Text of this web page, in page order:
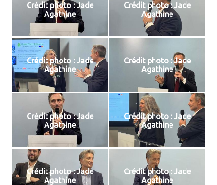
Crédit photo : Jade
Agathine
Crédit photo : Jade
Agathine
Crédit photo : Jade
Agathine
Crédit photo : Jade
Agathine
Crédit photo : Jade
Agathine
Crédit photo : Jade
Agathine
Crédit photo : Jade
Agathine
Crédit photo : Jade
Agathine